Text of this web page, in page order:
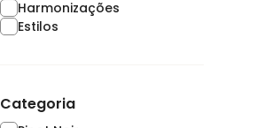
Harmonizações
Estilos
Categoria